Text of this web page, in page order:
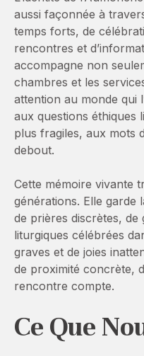
aussi façonnée à
temps forts, de
rencontres et
accompagne non
chambres et les
attention au monde qui
aux questions éthiques
plus fragiles, aux mots
debout.
Cette mémoire vivante
générations. Elle garde
de prières discrètes, de
liturgiques célébrées
graves et de joies
de proximité concrète,
rencontre compte.
Ce Que